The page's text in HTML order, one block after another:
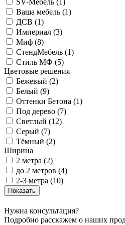
Ваша мебель (1)
ДСВ (1)
Империал (3)
Миф (8)
СтендМебель (1)
Стиль МФ (5)
Цветовые решения
Бежевый (2)
Белый (9)
Оттенки Бетона (1)
Под дерево (7)
Светлый (12)
Серый (7)
Тёмный (2)
Ширина
2 метра (2)
до 2 метров (4)
2-3 метра (10)
Нужна консультация?
Подробно расскажем о наших